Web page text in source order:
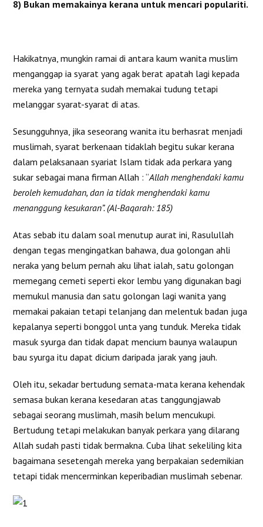
8) Bukan memakainya kerana untuk mencari populariti.
Hakikatnya, mungkin ramai di antara kaum wanita muslim
menganggap ia syarat yang agak berat apatah lagi kepada
mereka yang ternyata sudah memakai tudung tetapi
melanggar syarat-syarat di atas.
Sesungguhnya, jika seseorang wanita itu berhasrat menjadi
muslimah, syarat berkenaan tidaklah begitu sukar kerana
dalam pelaksanaan syariat Islam tidak ada perkara yang
sukar sebagai mana firman Allah : “Allah menghendaki kamu
beroleh kemudahan, dan ia tidak menghendaki kamu
menanggung kesukaran”. (Al-Baqarah: 185)
Atas sebab itu dalam soal menutup aurat ini, Rasulullah
dengan tegas mengingatkan bahawa, dua golongan ahli
neraka yang belum pernah aku lihat ialah, satu golongan
memegang cemeti seperti ekor lembu yang digunakan bagi
memukul manusia dan satu golongan lagi wanita yang
memakai pakaian tetapi telanjang dan melentuk badan juga
kepalanya seperti bonggol unta yang tunduk. Mereka tidak
masuk syurga dan tidak dapat mencium baunya walaupun
bau syurga itu dapat dicium daripada jarak yang jauh.
Oleh itu, sekadar bertudung semata-mata kerana kehendak
semasa bukan kerana kesedaran atas tanggungjawab
sebagai seorang muslimah, masih belum mencukupi.
Bertudung tetapi melakukan banyak perkara yang dilarang
Allah sudah pasti tidak bermakna. Cuba lihat sekeliling kita
bagaimana sesetengah mereka yang berpakaian sedemikian
tetapi tidak mencerminkan keperibadian muslimah sebenar.